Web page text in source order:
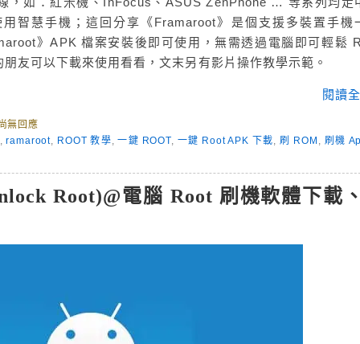
智慧手機；這回分享《Framaroot》是個支援多裝置手機
》APK 檔案安裝後即可使用，無需透過電腦即可輕鬆
友可以下載來使用看看，文末另有影片操作教學示範。
閱讀
無回應
,ramaroot, ROOT 教學,一鍵 ROOT, 一鍵 Root APK 下載, 刷 ROM , 刷機
Root)@電腦 Root 刷機軟體下載